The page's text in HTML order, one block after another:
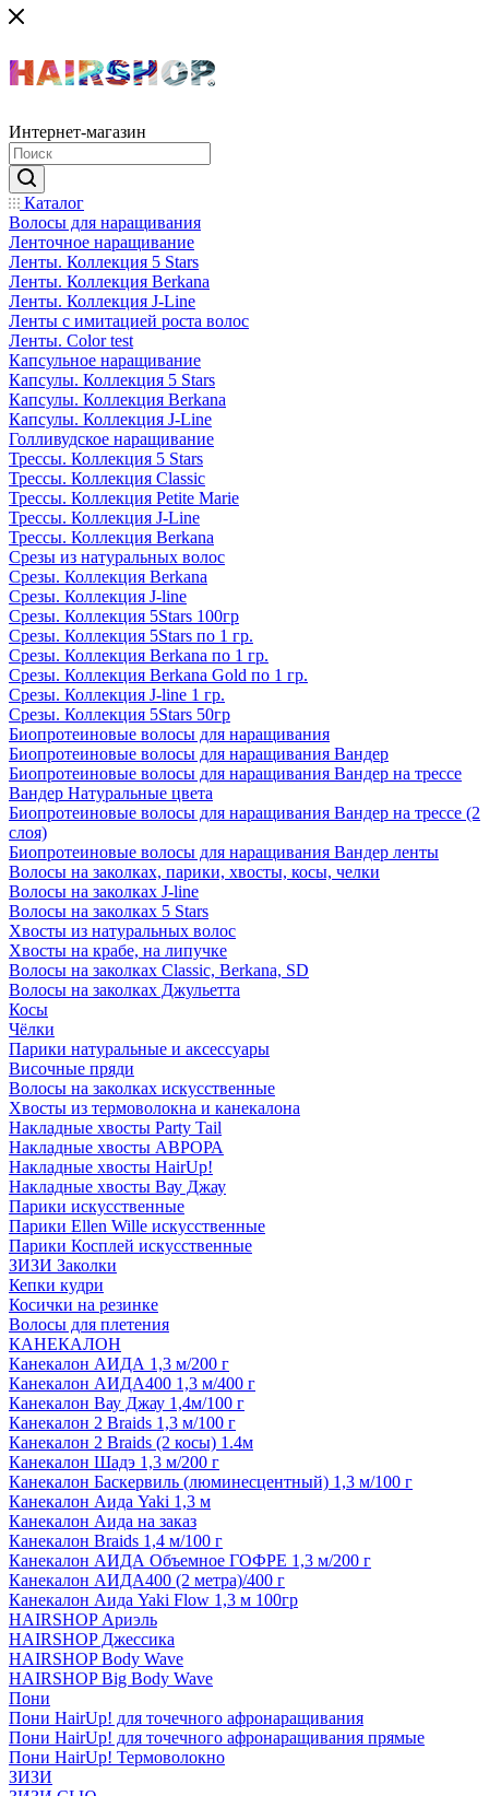
Интернет-магазин
Каталог
Волосы для наращивания
Ленточное наращивание
Ленты. Коллекция 5 Stars
Ленты. Коллекция Berkana
Ленты. Коллекция J-Line
Ленты с имитацией роста волос
Ленты. Color test
Капсульное наращивание
Капсулы. Коллекция 5 Stars
Капсулы. Коллекция Berkana
Капсулы. Коллекция J-Line
Голливудское наращивание
Трессы. Коллекция 5 Stars
Трессы. Коллекция Classic
Трессы. Коллекция Petite Marie
Трессы. Коллекция J-Line
Трессы. Коллекция Berkana
Срезы из натуральных волос
Срезы. Коллекция Berkana
Срезы. Коллекция J-line
Срезы. Коллекция 5Stars 100гр
Срезы. Коллекция 5Stars по 1 гр.
Срезы. Коллекция Berkana по 1 гр.
Срезы. Коллекция Berkana Gold по 1 гр.
Срезы. Коллекция J-line 1 гр.
Срезы. Коллекция 5Stars 50гр
Биопротеиновые волосы для наращивания
Биопротеиновые волосы для наращивания Вандер
Биопротеиновые волосы для наращивания Вандер на трессе
Вандер Натуральные цвета
Биопротеиновые волосы для наращивания Вандер на трессе (2
слоя)
Биопротеиновые волосы для наращивания Вандер ленты
Волосы на заколках, парики, хвосты, косы, челки
Волосы на заколках J-line
Волосы на заколках 5 Stars
Хвосты из натуральных волос
Хвосты на крабе, на липучке
Волосы на заколках Classic, Berkana, SD
Волосы на заколках Джульетта
Косы
Чёлки
Парики натуральные и аксессуары
Височные пряди
Волосы на заколках искусственные
Хвосты из термоволокна и канекалона
Накладные хвосты Party Tail
Накладные хвосты АВРОРА
Накладные хвосты HairUp!
Накладные хвосты Вау Джау
Парики искусственные
Парики Ellen Wille искусственные
Парики Косплей искусственные
ЗИЗИ Заколки
Кепки кудри
Косички на резинке
Волосы для плетения
КАНЕКАЛОН
Канекалон АИДА 1,3 м/200 г
Канекалон АИДА400 1,3 м/400 г
Канекалон Вау Джау 1,4м/100 г
Канекалон 2 Braids 1,3 м/100 г
Канекалон 2 Braids (2 косы) 1.4м
Канекалон Шадэ 1,3 м/200 г
Канекалон Баскервиль (люминесцентный) 1,3 м/100 г
Канекалон Аида Yaki 1,3 м
Канекалон Аида на заказ
Канекалон Braids 1,4 м/100 г
Канекалон АИДА Объемное ГОФРЕ 1,3 м/200 г
Канекалон АИДА400 (2 метра)/400 г
Канекалон Аида Yaki Flow 1,3 м 100гр
HAIRSHOP Ариэль
HAIRSHOP Джессика
HAIRSHOP Body Wave
HAIRSHOP Big Body Wave
Пони
Пони HairUp! для точечного афронаращивания
Пони HairUp! для точечного афронаращивания прямые
Пони HairUp! Термоволокно
ЗИЗИ